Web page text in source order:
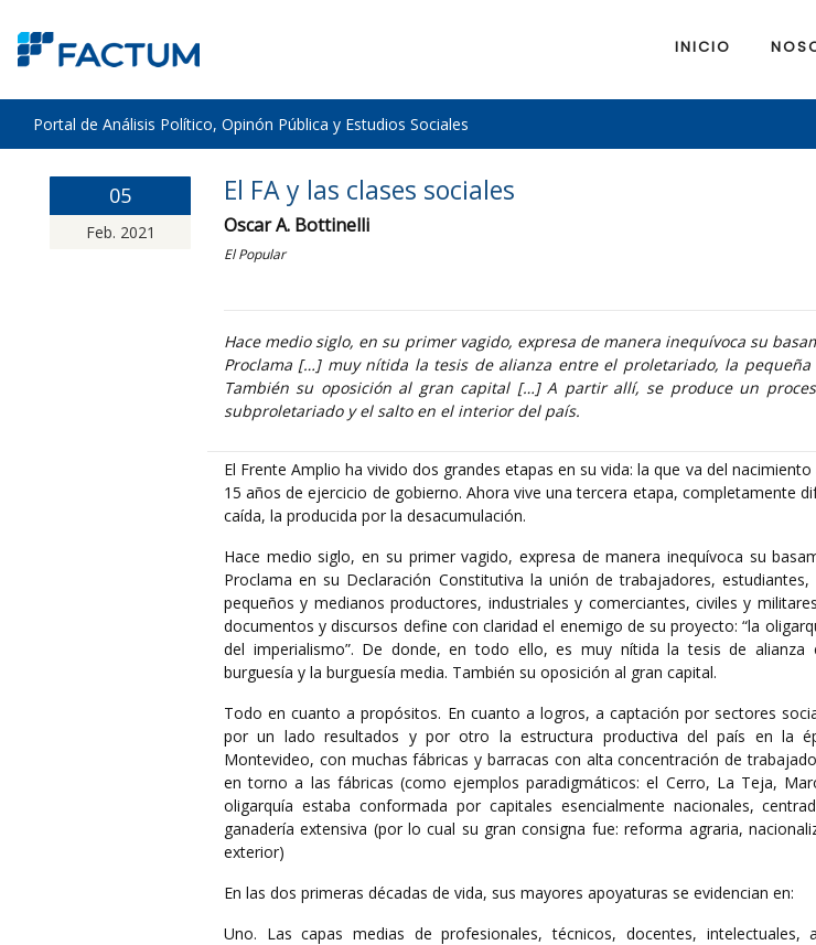
INICIO
Portal de Análisis Político, Opinón Pública y Estudios Sociales
05
Feb. 2021
El FA y las clases sociales
Oscar A. Bottinelli
El Popular
Hace medio siglo, en su primer vagido, expresa de manera inequívoca su
Proclama […] muy nítida la tesis de alianza entre el proletariado, la
También su oposición al gran capital […] A partir allí, se produce un
subproletariado y el salto en el interior del país.
El Frente Amplio ha vivido dos grandes etapas en su vida: la que va del
15 años de ejercicio de gobierno. Ahora vive una tercera etapa, completamente
caída, la producida por la desacumulación.
Hace medio siglo, en su primer vagido, expresa de manera inequívoca su
Proclama en su Declaración Constitutiva la unión de trabajadores,
pequeños y medianos productores, industriales y comerciantes, civiles y
documentos y discursos define con claridad el enemigo de su proyecto: “la
del imperialismo”. De donde, en todo ello, es muy nítida la tesis de alianza
burguesía y la burguesía media. También su oposición al gran capital.
Todo en cuanto a propósitos. En cuanto a logros, a captación por sectores
por un lado resultados y por otro la estructura productiva del país en la
Montevideo, con muchas fábricas y barracas con alta concentración de
en torno a las fábricas (como ejemplos paradigmáticos: el Cerro, La Teja,
oligarquía estaba conformada por capitales esencialmente nacionales,
ganadería extensiva (por lo cual su gran consigna fue: reforma agraria,
exterior)
En las dos primeras décadas de vida, sus mayores apoyaturas se evidencian en:
Uno. Las capas medias de profesionales, técnicos, docentes, intelectuales,